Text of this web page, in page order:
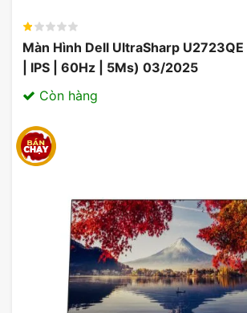
chỉnh độ cao, người dùng có thể tùy
hình Dell P3223QE sao cho phù
việc của mình, tạo sự thoải mái và
nhất.
Màn Hình Dell UltraSharp
| IPS | 60Hz | 5Ms) 03/2025
Còn hàng